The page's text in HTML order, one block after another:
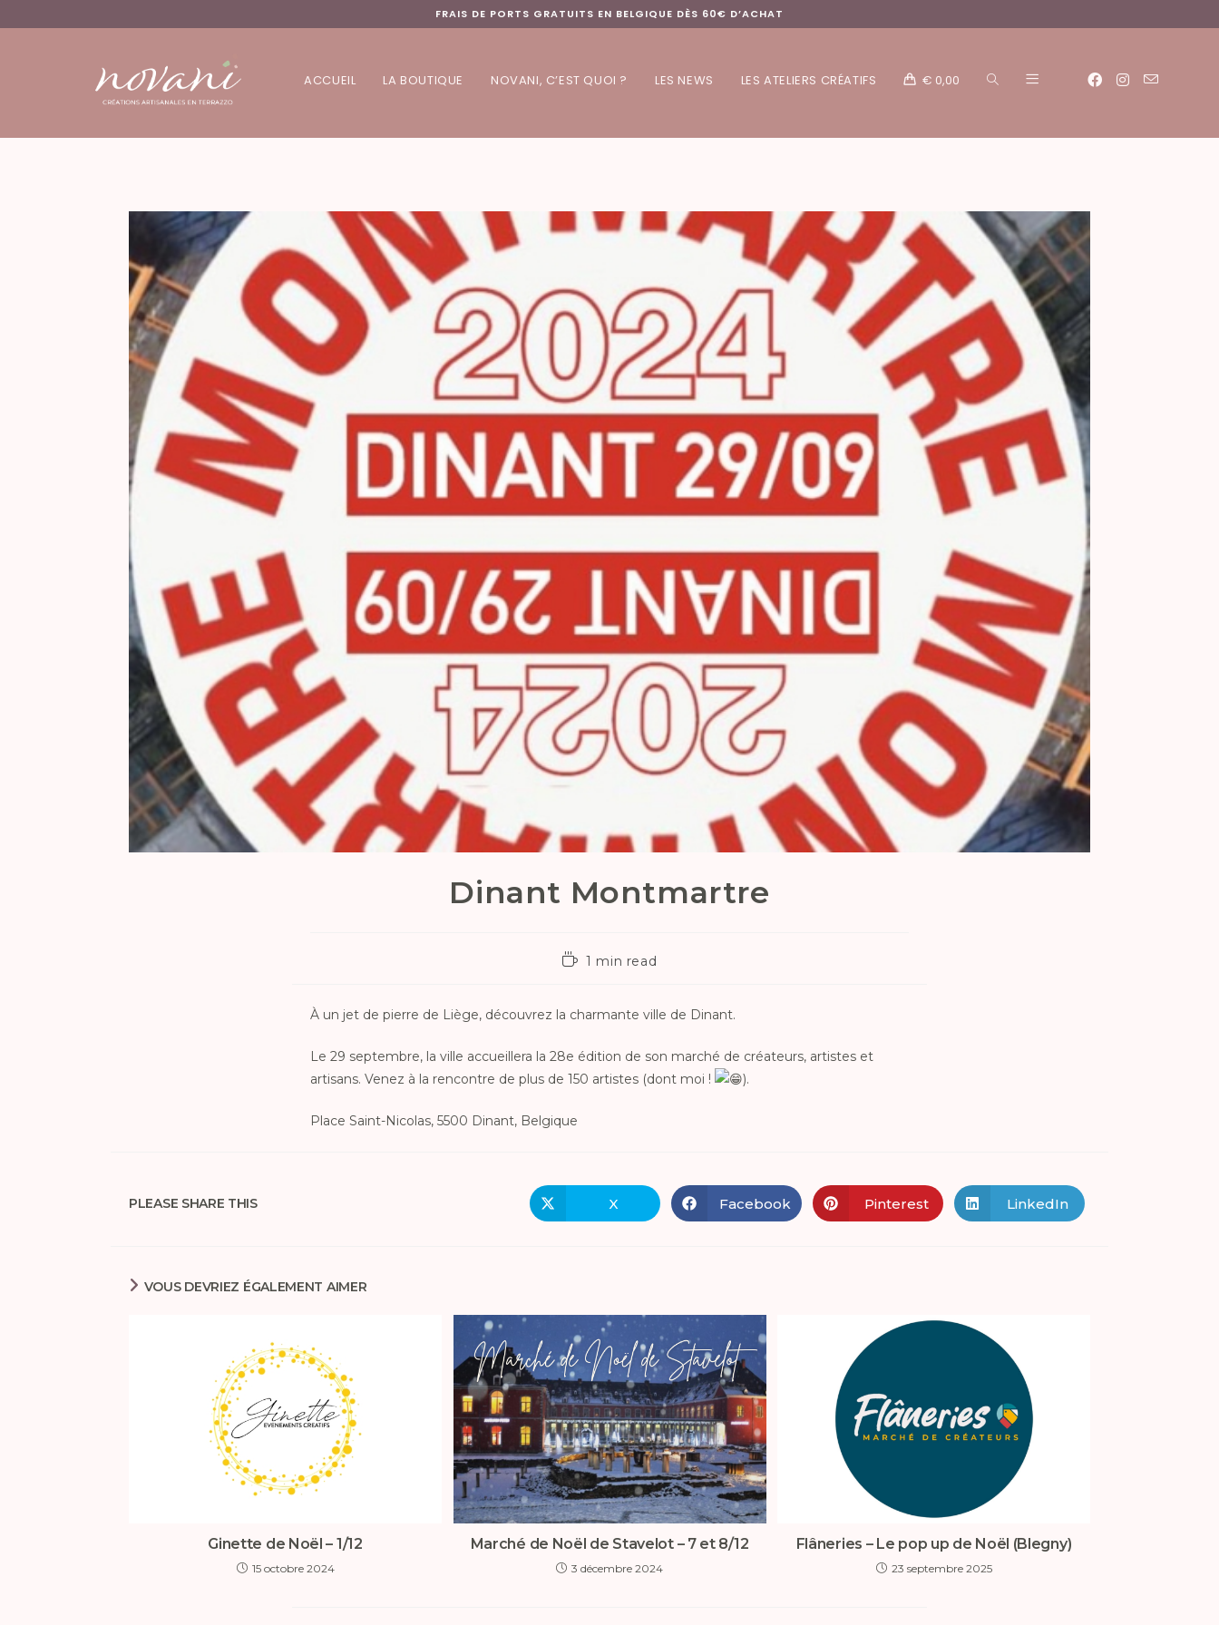
FRAIS DE PORTS GRATUITS EN BELGIQUE DÈS 60€ D’ACHAT
ACCUEIL LA BOUTIQUE NOVANI, C’EST QUOI ? LES NEWS LES ATELIERS CRÉATIFS € 0,00
Dinant Montmartre
1 min read
À un jet de pierre de Liège, découvrez la charmante ville de Dinant.
Le 29 septembre, la ville accueillera la 28e édition de son marché de créateurs, artistes et
artisans. Venez à la rencontre de plus de 150 artistes (dont moi !
).
Place Saint-Nicolas, 5500 Dinant, Belgique
PLEASE SHARE THIS X Facebook Pinterest LinkedIn
VOUS DEVRIEZ ÉGALEMENT AIMER
Ginette de Noël – 1/12
15 octobre 2024
Marché de Noël de Stavelot – 7 et 8/12
3 décembre 2024
Flâneries – Le pop up de Noël (Blegny)
23 septembre 2025